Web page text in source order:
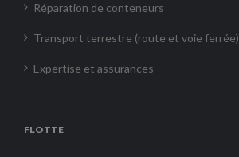
Réparation de conteneurs
Transport terrestre (route et voie ferrée)
Expertise et assurances
FLOTTE